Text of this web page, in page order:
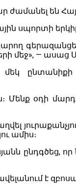
ժամանել են
սպորտի
գերազանցել
մեջ», — ասաց
մեկ
օդի
ամիս։
ընդգծեց, որ
է